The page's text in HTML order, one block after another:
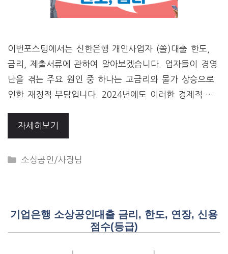
이번포스팅에서는 신한은행 개인사업자 (쏠)대출 한도,
금리, 제출서류에 관하여 알아보겠습니다. 업자들이 경영
난을 겪는 주요 원인 중 하나는 고금리와 물가 상승으로
인한 재정적 부담입니다. 2024년에도 이러한 경제적 …
자세히보기
CATEGORIES
소상공인/사장님
기업은행 소상공인대출 금리, 한도, 연장, 신용
점수(등급)